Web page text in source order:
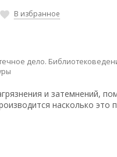
В избранное
дело.
и затемнений,
насколько это